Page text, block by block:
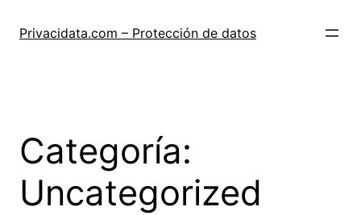
Privacidata.com – Protección de datos
Categoría:
Uncategorized